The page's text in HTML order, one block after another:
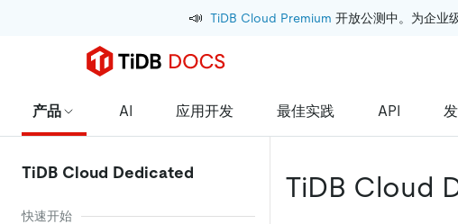
📣 TiDB Cloud Premium 开放公测中。为企业
产品 AI 应用开发 最佳实践 API
TiDB Cloud Dedicated
快速开始
TiDB Cloud